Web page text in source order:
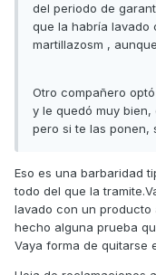
del periodo de
que la habría lavado
martillazosm ,
Otro compañero
y le quedó muy
pero si te las ponen,
Eso es una barbaridad
todo del que la
lavado con un producto
hecho alguna prueba
Vaya forma de quitarse